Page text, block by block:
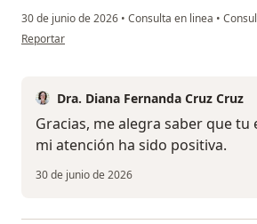
30 de junio de 2026 • Consulta en linea •
en opinión del usuario Silvia p
Reportar
Dra. Diana Fernanda Cruz Cruz
Gracias, me alegra saber que tu
mi atención ha sido positiva.
30 de junio de 2026